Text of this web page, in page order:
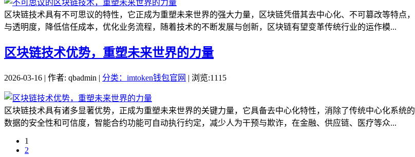
区块链技术具有不可思议的特性，它正成为重塑未来世界的强大力量，区块链凭借其去中心化、不可篡改等特
与透明度，降低信任成本，优化业务流程，随着技术的不断发展与创新，区块链有望变革传统行业的运作模...
区块链技术优势，重塑未来世界的力量
2026-03-16 | 作者: qbadmin | 分类：imtoken钱包官网 | 浏览:1115
区块链技术具有诸多显著优势，正成为重塑未来世界的关键力量，它具备去中心化特性，消除了传统中心化系统
数据的安全性和可信度，智能合约功能可自动执行约定，减少人为干预与欺诈，在金融、供应链、医疗等众...
1
2